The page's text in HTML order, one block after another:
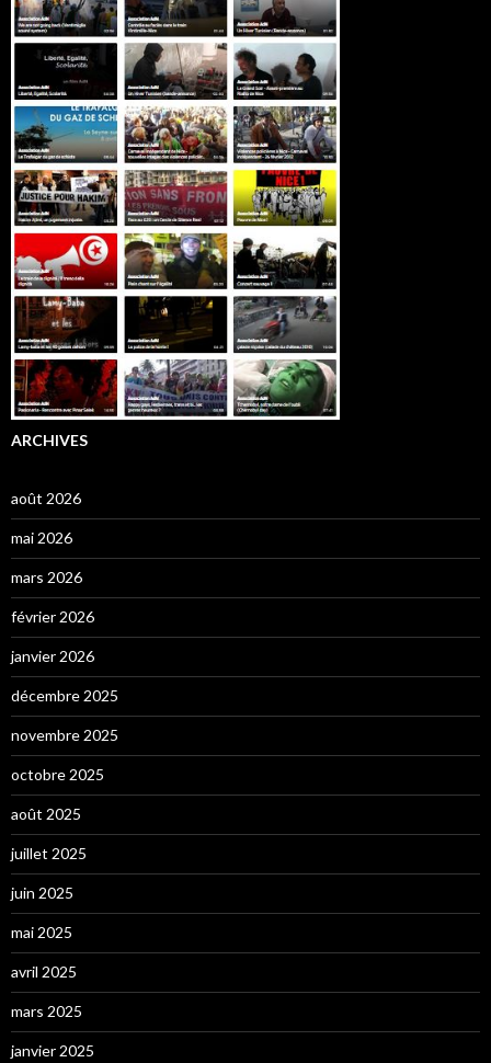
ARCHIVES
août 2026
mai 2026
mars 2026
février 2026
janvier 2026
décembre 2025
novembre 2025
octobre 2025
août 2025
juillet 2025
juin 2025
mai 2025
avril 2025
mars 2025
janvier 2025